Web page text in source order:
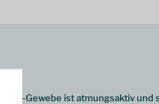
Gewebe ist atmungsaktiv und